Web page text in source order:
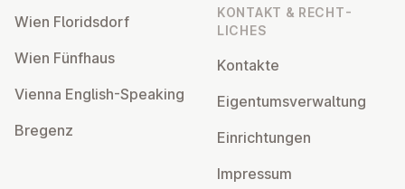
Wien Flor­idsdorf
Wien Fünfhaus
Vienna English-Speaking
Bregenz
KONTAKT & RECHT­
LICHES
Kontakte
Ei­gentums­ver­wal­tung
Ein­rich­tun­gen
Impressum